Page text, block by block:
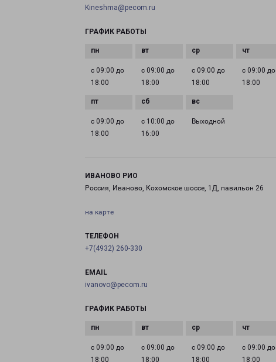
Kineshma@pecom.ru
ГРАФИК РАБОТЫ
с 09:00 до
18:00
с 09:00 до
18:00
с 09:00 до
18:00
с 09:00 до
18:00
с 09:00 до
18:00
с 10:00 до
16:00
Выходной
ИВАНОВО РИО
Россия, Иваново, Кохомское шоссе, 1Д, павильон 26
на карте
ТЕЛЕФОН
+7(4932) 260-330
EMAIL
ivanovo@pecom.ru
ГРАФИК РАБОТЫ
с 09:00 до
18:00
с 09:00 до
18:00
с 09:00 до
18:00
с 09:00 до
18:00